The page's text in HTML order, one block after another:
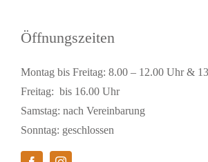
Öffnungszeiten
Montag bis Freitag: 8.00 – 12.00 Uhr &
Freitag: bis 16.00 Uhr
Samstag: nach Vereinbarung
Sonntag: geschlossen